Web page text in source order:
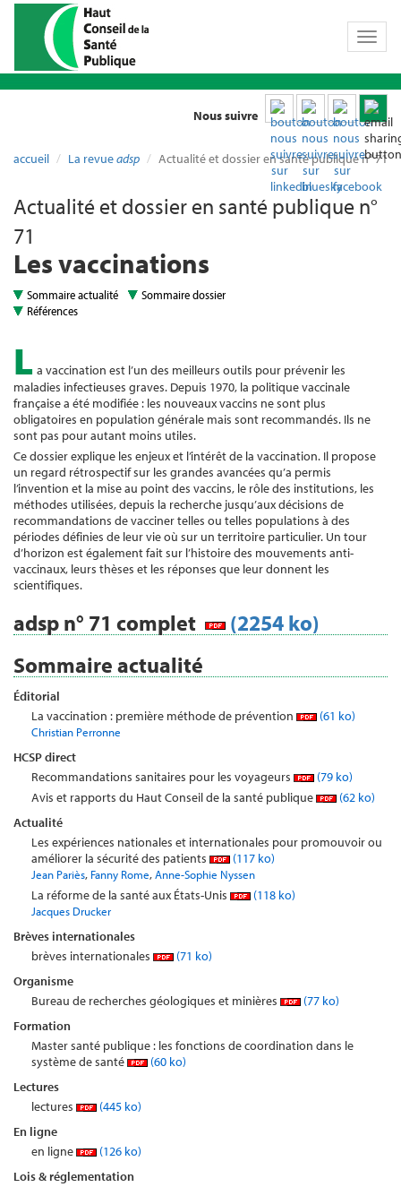
Toggle
Nous suivre
accueil La revueadsp Actualité et dossier en santé publique n° 71
Actualité et dossier en santé publique n°
71
Les vaccinations
Sommaire actualité
Sommaire dossier
Références
L a vaccination est l’un des meilleurs outils pour prévenir les
maladies infectieuses graves. Depuis 1970, la politique vaccinale
française a été modifiée : les nouveaux vaccins ne sont plus
obligatoires en population générale mais sont recommandés. Ils ne
sont pas pour autant moins utiles.
Ce dossier explique les enjeux et l’intérêt de la vaccination. Il propose
un regard rétrospectif sur les grandes avancées qu’a permis
l’invention et la mise au point des vaccins, le rôle des institutions, les
méthodes utilisées, depuis la recherche jusqu’aux décisions de
recommandations de vacciner telles ou telles populations à des
périodes définies de leur vie où sur un territoire particulier. Un tour
d’horizon est également fait sur l’histoire des mouvements anti-
vaccinaux, leurs thèses et les réponses que leur donnent les
scientifiques.
adsp n° 71 complet
(2254 ko)
Sommaire actualité
Éditorial
La vaccination : première méthode de prévention
(61 ko)
Christian Perronne
HCSP direct
Recommandations sanitaires pour les voyageurs
(79 ko)
Avis et rapports du Haut Conseil de la santé publique
(62 ko)
Actualité
Les expériences nationales et internationales pour promouvoir ou
améliorer la sécurité des patients
(117 ko)
Jean Pariès, Fanny Rome,Anne-Sophie Nyssen
La réforme de la santé aux États-Unis (118 ko)
Jacques Drucker
Brèves internationales
brèves internationales
(71 ko)
Organisme
Bureau de recherches géologiques et minières
(77 ko)
Formation
Master santé publique : les fonctions de coordination dans le
système de santé
(60 ko)
Lectures
lectures
(445 ko)
En ligne
en ligne
(126 ko)
Lois & réglementation